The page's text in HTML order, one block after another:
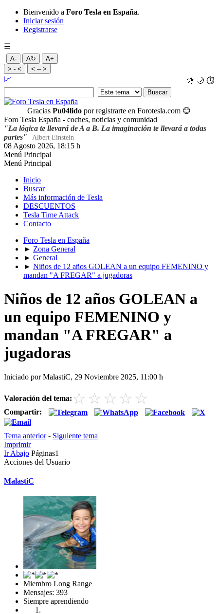
Bienvenido a Foro Tesla en España.
Iniciar sesión
Registrarse
☰
A- A↻
A+
> - <
< -- >
🌞 🌙 ⏱️
📈
Gracias Pu04lido por registrarte en Forotesla.com 😊
Foro Tesla España - coches, noticias y comunidad
"La lógica te llevará de A a B. La imaginación te llevará a todas
partes"
Albert Einstein
08 Agosto 2026, 18:15 h
Menú Principal
Menú Principal
Inicio
Buscar
Más información de Tesla
DESCUENTOS
Tesla Time Attack
Contacto
Foro Tesla en España
► Zona General
► General
► Niños de 12 años GOLEAN a un equipo FEMENINO y
mandan "A FREGAR" a jugadoras
Niños de 12 años GOLEAN a
un equipo FEMENINO y
mandan "A FREGAR" a
jugadoras
Iniciado por MalastiC, 29 Noviembre 2025, 11:00 h
Valoración del tema: ☆ ☆ ☆ ☆ ☆
Compartir:
Tema anterior- Siguiente tema
Imprimir
Ir Abajo Páginas1
Acciones del Usuario
MalastiC
Miembro Long Range
Mensajes: 393
Siempre aprendiendo